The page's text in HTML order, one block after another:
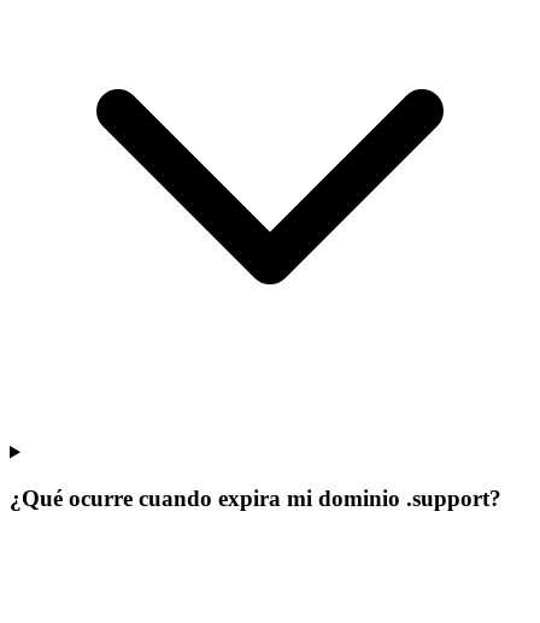
¿Qué ocurre cuando expira mi dominio .support?